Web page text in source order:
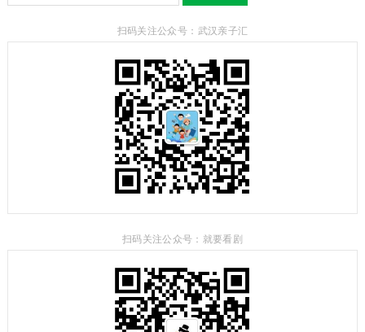
扫码关注公众号：武汉亲子汇
扫码关注公众号：就要看剧